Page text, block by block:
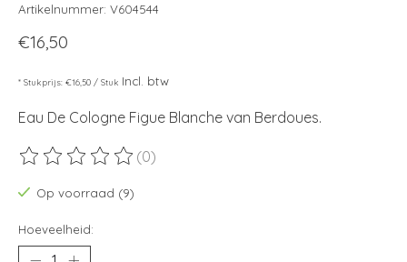
Artikelnummer: V604544
€16,50
* Stukprijs: €16,50 / Stuk Incl. btw
Eau De Cologne Figue Blanche van Berdoues.
De beoordeling van dit product is
(0)
Op voorraad (9)
Hoeveelheid: